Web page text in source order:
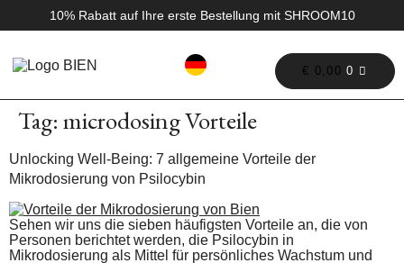
10% Rabatt auf Ihre erste Bestellung mit SHROOM10
€ 0,00 0
Tag: microdosing Vorteile
Unlocking Well-Being: 7 allgemeine Vorteile der
Mikrodosierung von Psilocybin
Sehen wir uns die sieben häufigsten Vorteile an, die von
Personen berichtet werden, die Psilocybin in
Mikrodosierung als Mittel für persönliches Wachstum und